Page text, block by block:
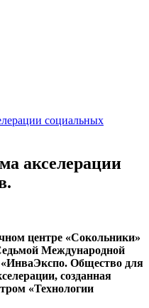
социальных
акселерации
центре «Сокольники»
Международной
Общество для
созданная
«Технологии